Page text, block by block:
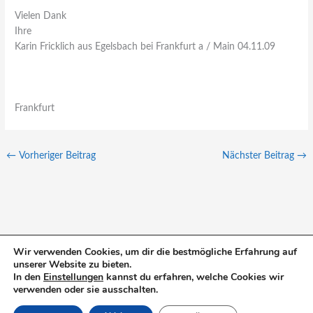
Vielen Dank
Ihre
Karin Fricklich aus Egelsbach bei Frankfurt a / Main 04.11.09
Frankfurt
← Vorheriger Beitrag Nächster Beitrag →
S
c
Wir verwenden Cookies, um dir die bestmögliche Erfahrung auf
unserer Website zu bieten.
In den Einstellungen kannst du erfahren, welche Cookies wir
verwenden oder sie ausschalten.